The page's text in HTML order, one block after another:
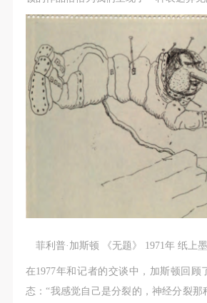
菲利普·加斯顿 《无题》 1971年 纸上
在1977年和记者的交谈中，加斯顿回顾
态：“我感觉自己是分裂的，神经分裂那
方）的权利义务关系，经双方友好
带有甲方肖像的作品的使用达成如下
一、 一般约定
（1）、甲方为本协议中的肖像权人
肖像权许可乙方作符合本协议约定
途。
（2）、乙方中央美术学院美术馆是
性、专业性、国际化的现代公共美
院美术馆与时代同行，努力塑造一
术的空间氛围，竭诚与各单位、企
和观众进行良好互动。以学院的学
共教育活动，为美院师生、中外艺
提供一个交流、学习、展示的平台
单位，其开展的公共教育活动以学
方）的权利义务关系，经双方友好
带有甲方肖像的作品的使用达成如下
一、 一般约定
（1）、甲方为本协议中的肖像权人
肖像权许可乙方作符合本协议约定
途。
（2）、乙方中央美术学院美术馆是
性、专业性、国际化的现代公共美
院美术馆与时代同行，努力塑造一
术的空间氛围，竭诚与各单位、企
和观众进行良好互动。以学院的学
共教育活动，为美院师生、中外艺
提供一个交流、学习、展示的平台
单位，其开展的公共教育活动以学
方）的权利义务关系，经双方友好
带有甲方肖像的作品的使用达成如下
一、 一般约定
（1）、甲方为本协议中的肖像权人
肖像权许可乙方作符合本协议约定
途。
（2）、乙方中央美术学院美术馆是
性、专业性、国际化的现代公共美
院美术馆与时代同行，努力塑造一
术的空间氛围，竭诚与各单位、企
和观众进行良好互动。以学院的学
共教育活动，为美院师生、中外艺
提供一个交流、学习、展示的平台
单位，其开展的公共教育活动以学